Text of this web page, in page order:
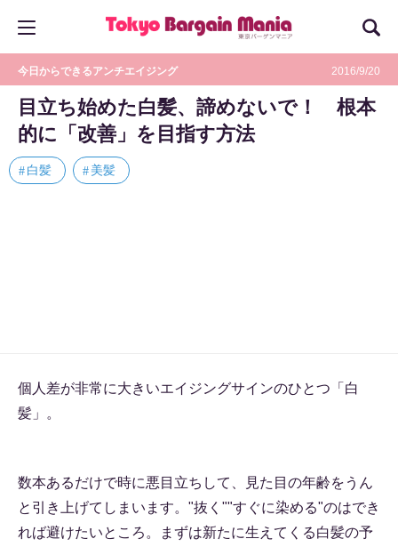
今日からできるアンチエイジング 2016/9/20
目立ち始めた白髪、諦めないで！ 根本
的に「改善」を目指す方法
白髪 美髪
個人差が非常に大きいエイジングサインのひとつ「白
髪」。
数本あるだけで時に悪目立ちして、見た目の年齢をうん
と引き上げてしまいます。"抜く""すぐに染める"のはでき
れば避けたいところ。まずは新たに生えてくる白髪の予